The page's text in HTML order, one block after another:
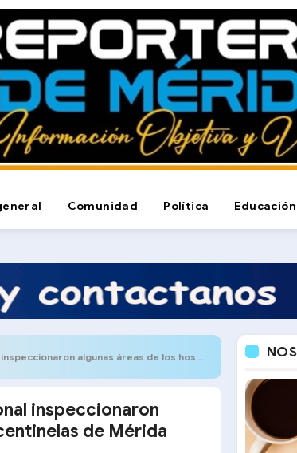
Comunidad Política Educación
algunas áreas de los hospitales centinelas de Mérida
inspeccionaron
de Mérida